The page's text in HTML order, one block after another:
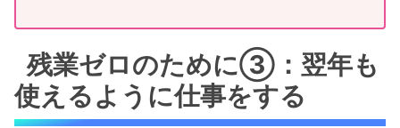
残業ゼロのために③：翌年も
使えるように仕事をする